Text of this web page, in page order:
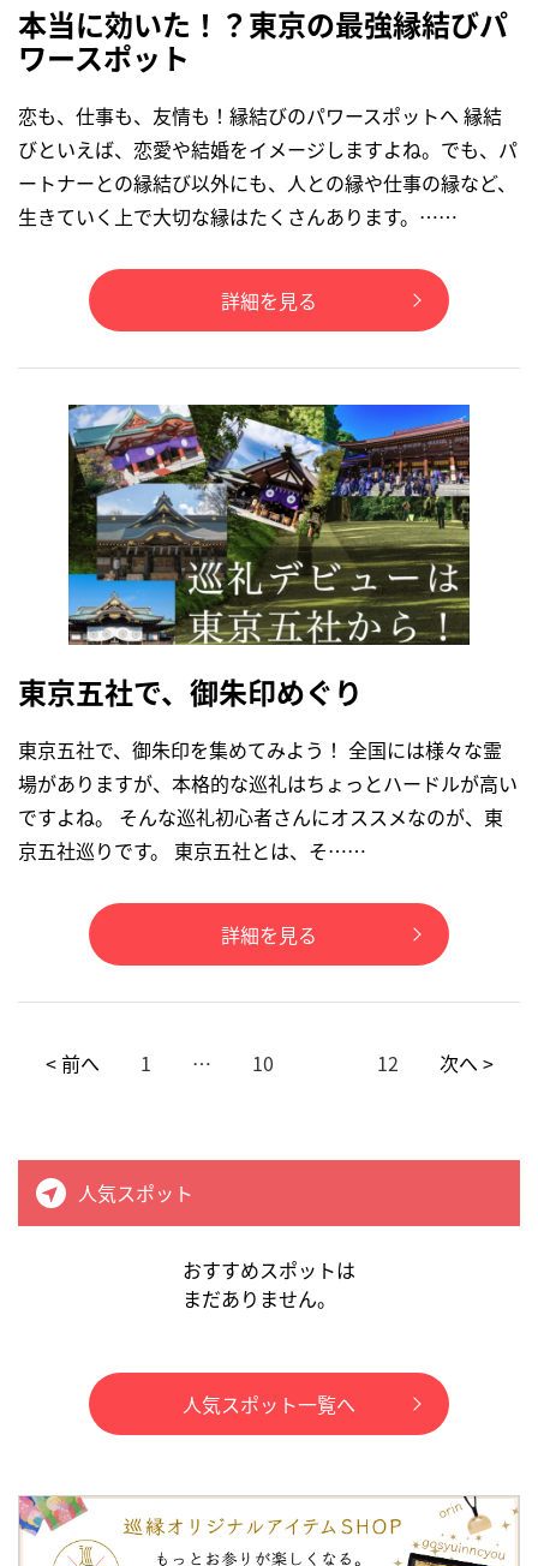
本当に効いた！？東京の最強縁結びパ
ワースポット
恋も、仕事も、友情も！縁結びのパワースポットへ 縁結
びといえば、恋愛や結婚をイメージしますよね。でも、パ
ートナーとの縁結び以外にも、人との縁や仕事の縁など、
生きていく上で大切な縁はたくさんあります。……
詳細を見る
東京五社で、御朱印めぐり
東京五社で、御朱印を集めてみよう！ 全国には様々な霊
場がありますが、本格的な巡礼はちょっとハードルが⾼い
ですよね。 そんな巡礼初⼼者さんにオススメなのが、東
京五社巡りです。 東京五社とは、そ……
詳細を見る
< 前へ 1 … 10 12 次へ >
人気スポット
おすすめスポットは
まだありません。
人気スポット一覧へ